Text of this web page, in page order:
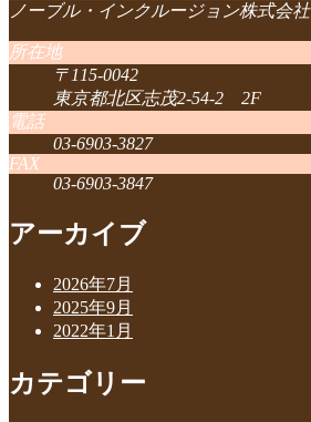
ノーブル・インクルージョン株式会社
所在地
〒115-0042
東京都北区志茂2-54-2 2F
電話
03-6903-3827
FAX
03-6903-3847
アーカイブ
2026年7月
2025年9月
2022年1月
カテゴリー